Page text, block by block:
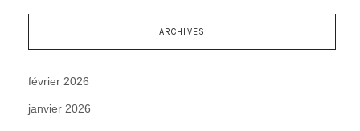
ARCHIVES
février 2026
janvier 2026